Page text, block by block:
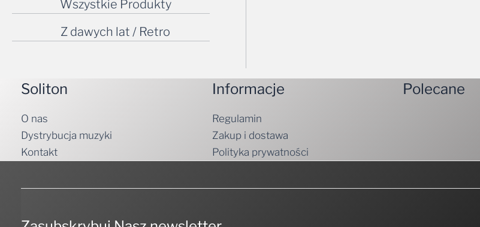
Wszystkie Produkty
Z dawych lat / Retro
Soliton
O nas
Dystrybucja muzyki
Kontakt
Informacje
Regulamin
Zakup i dostawa
Polityka prywatności
Polecane